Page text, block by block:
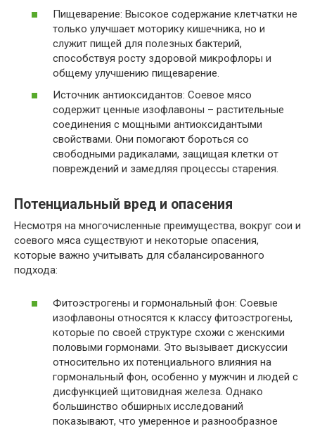
Пищеварение: Высокое содержание клетчатки не
только улучшает моторику кишечника, но и
служит пищей для полезных бактерий,
способствуя росту здоровой микрофлоры и
общему улучшению пищеварение.
Источник антиоксидантов: Соевое мясо
содержит ценные изофлавоны – растительные
соединения с мощными антиоксидантыми
свойствами. Они помогают бороться со
свободными радикалами, защищая клетки от
повреждений и замедляя процессы старения.
Потенциальный вред и опасения
Несмотря на многочисленные преимущества, вокруг сои и
соевого мяса существуют и некоторые опасения,
которые важно учитывать для сбалансированного
подхода:
Фитоэстрогены и гормональный фон: Соевые
изофлавоны относятся к классу фитоэстрогены,
которые по своей структуре схожи с женскими
половыми гормонами. Это вызывает дискуссии
относительно их потенциального влияния на
гормональный фон, особенно у мужчин и людей с
дисфункцией щитовидная железа. Однако
большинство обширных исследований
показывают, что умеренное и разнообразное